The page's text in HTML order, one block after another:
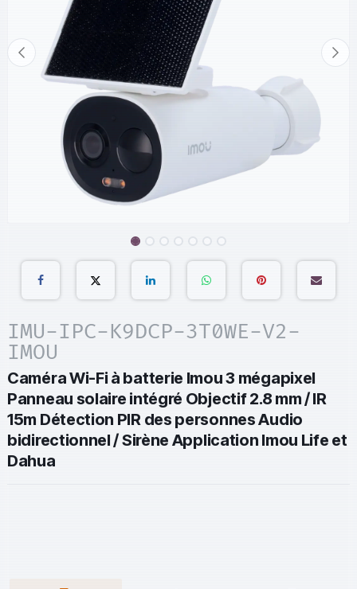
IMU-IPC-K9DCP-3T0WE-V2-
IMOU
Caméra Wi-Fi à batterie Imou 3 mégapixel
Panneau solaire intégré Objectif 2.8 mm / IR
15m Détection PIR des personnes Audio
bidirectionnel / Sirène Application Imou Life et
Dahua